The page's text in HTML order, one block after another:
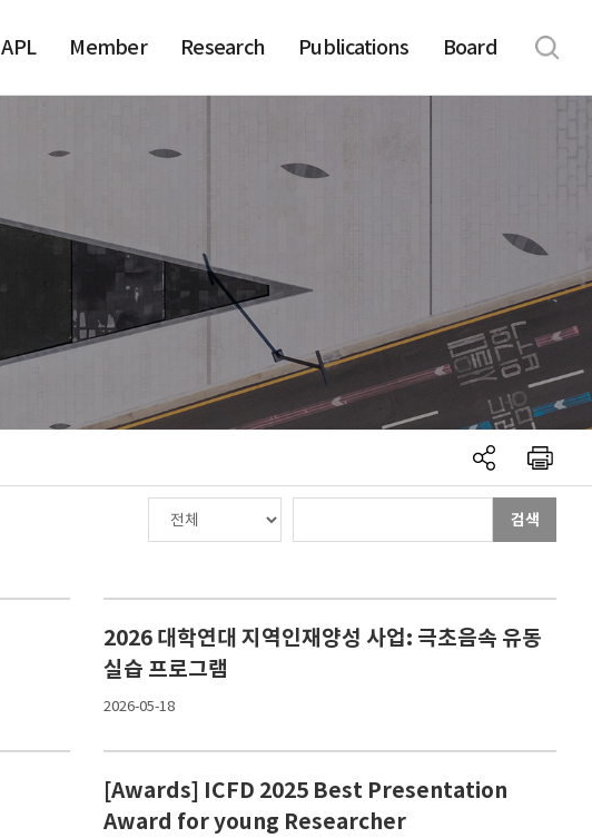
APL Member Research Publications Board
검색
2026 대학연대 지역인재양성 사업: 극초음속 유동
실습 프로그램
2026-05-18
[Awards] ICFD 2025 Best Presentation
Award for young Researcher